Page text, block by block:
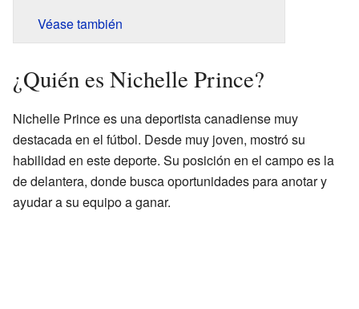
Véase también
¿Quién es Nichelle Prince?
Nichelle Prince es una deportista canadiense muy
destacada en el fútbol. Desde muy joven, mostró su
habilidad en este deporte. Su posición en el campo es la
de delantera, donde busca oportunidades para anotar y
ayudar a su equipo a ganar.